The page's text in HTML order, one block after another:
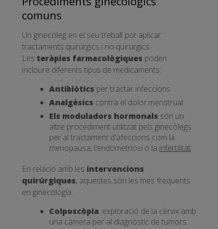
comuns
Un ginecòleg en el seu treball pot aplicar
tractaments quirúrgics i no quirúrgics.
Les teràpies farmacològiques poden
incloure diferents tipus de medicaments:
Antibiòtics per tractar infeccions.
Analgèsics contra el dolor menstrual.
Els moduladors hormonals són un
altre procediment utilitzat pels ginecòlegs
per al tractament d'afeccions com la
menopausa, l'endometriosi o la infertilitat.
En relació amb les intervencions
quirúrgiques, aquestes són les més freqüents
en ginecologia:
Colposcòpia: exploració de la cèrvix amb
una càmera per al diagnòstic de tumors.